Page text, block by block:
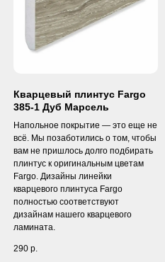
Кварцевый плинтус Fargo
385-1 Дуб Марсель
Напольное покрытие — это еще не
всё. Мы позаботились о том, чтобы
вам не пришлось долго подбирать
плинтус к оригинальным цветам
Fargo. Дизайны линейки
кварцевого плинтуса Fargo
полностью соответствуют
дизайнам нашего кварцевого
ламината.
290 р.